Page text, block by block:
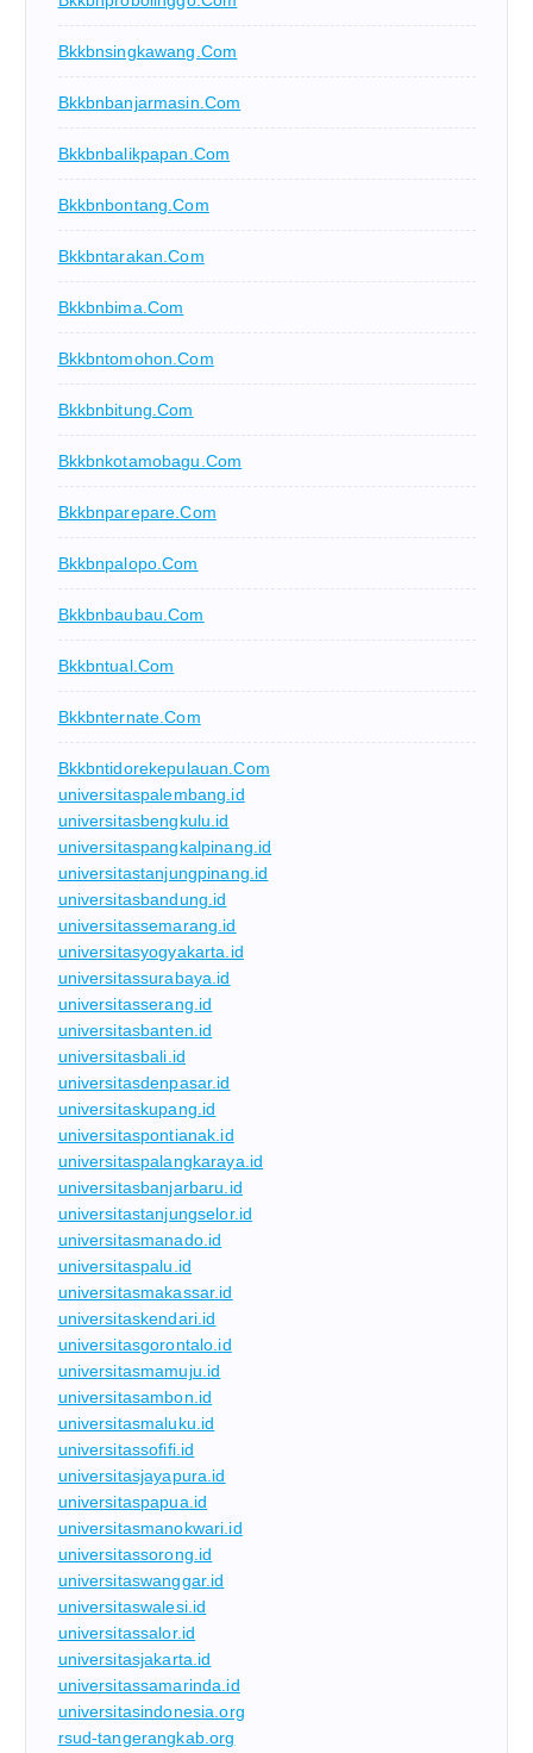
Bkkbnsingkawang.com
Bkkbnbanjarmasin.com
Bkkbnbalikpapan.com
Bkkbnbontang.com
Bkkbntarakan.com
Bkkbnbima.com
Bkkbntomohon.com
Bkkbnbitung.com
Bkkbnkotamobagu.com
Bkkbnparepare.com
Bkkbnpalopo.com
Bkkbnbaubau.com
Bkkbntual.com
Bkkbnternate.com
Bkkbntidorekepulauan.com
universitaspalembang.id
universitasbengkulu.id
universitaspangkalpinang.id
universitastanjungpinang.id
universitasbandung.id
universitassemarang.id
universitasyogyakarta.id
universitassurabaya.id
universitasserang.id
universitasbanten.id
universitasbali.id
universitasdenpasar.id
universitaskupang.id
universitaspontianak.id
universitaspalangkaraya.id
universitasbanjarbaru.id
universitastanjungselor.id
universitasmanado.id
universitaspalu.id
universitasmakassar.id
universitaskendari.id
universitasgorontalo.id
universitasmamuju.id
universitasambon.id
universitasmaluku.id
universitassofifi.id
universitasjayapura.id
universitaspapua.id
universitasmanokwari.id
universitassorong.id
universitaswanggar.id
universitaswalesi.id
universitassalor.id
universitasjakarta.id
universitassamarinda.id
universitasindonesia.org
rsud-tangerangkab.org